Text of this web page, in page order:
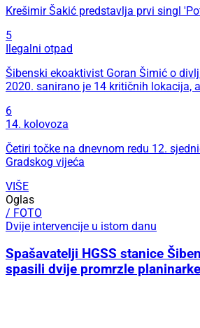
Krešimir Šakić predstavlja prvi singl
5
Ilegalni otpad
Šibenski ekoaktivist Goran Šimić o
2020. sanirano je 14 kritičnih lokacija,
6
14. kolovoza
Četiri točke na dnevnom redu 12.
Gradskog vijeća
VIŠE
Oglas
/ FOTO
Dvije intervencije u istom danu
Spašavatelji HGSS stanice
spasili dvije promrzle